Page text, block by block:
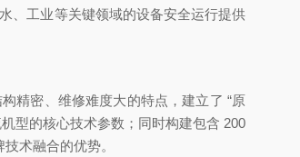
、工业等关键领域的设备安全运行提供
精密、维修难度大的特点，建立了 “原
型的核心技术参数；同时构建包含 200
术融合的优势。